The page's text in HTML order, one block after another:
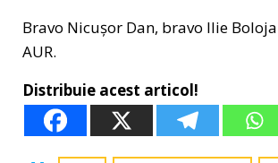
Bravo Nicușor Dan, bravo Ilie
AUR.
Distribuie acest articol!